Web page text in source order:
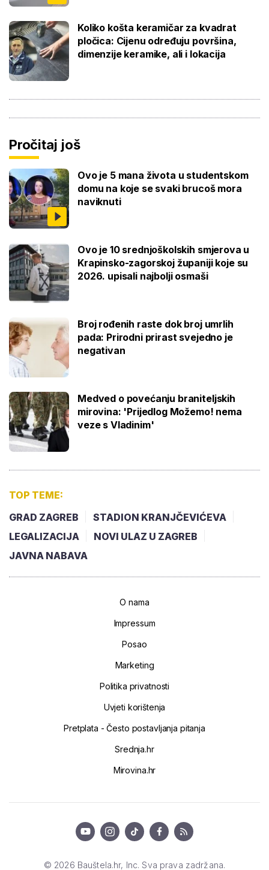
Koliko košta keramičar za kvadrat
pločica: Cijenu određuju površina,
dimenzije keramike, ali i lokacija
Pročitaj još
Ovo je 5 mana života u studentskom
domu na koje se svaki brucoš mora
naviknuti
Ovo je 10 srednjoškolskih smjerova u
Krapinsko-zagorskoj županiji koje su
2026. upisali najbolji osmaši
Broj rođenih raste dok broj umrlih
pada: Prirodni prirast svejedno je
negativan
Medved o povećanju braniteljskih
mirovina: 'Prijedlog Možemo! nema
veze s Vladinim'
TOP TEME:
GRAD ZAGREB
STADION KRANJČEVIĆEVA
LEGALIZACIJA
NOVI ULAZ U ZAGREB
JAVNA NABAVA
O nama
Impressum
Posao
Marketing
Politika privatnosti
Uvjeti korištenja
Pretplata - Često postavljanja pitanja
Srednja.hr
Mirovina.hr
© 2026 Bauštela.hr, Inc. Sva prava zadržana.